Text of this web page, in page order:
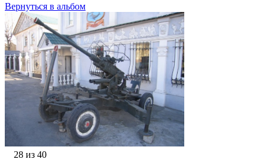
Вернуться в альбом
28 из 40